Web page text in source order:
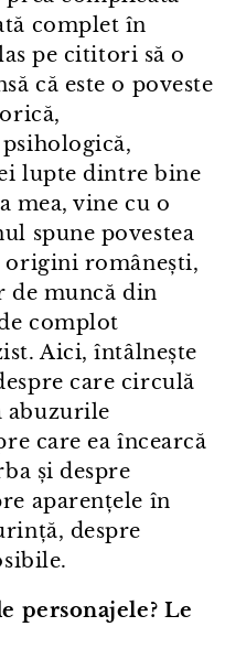
complet în
pe cititori să o
că este o poveste
lupte dintre bine
mea, vine cu o
spune povestea
origini românești,
de muncă din
complot
Aici, întâlnește
care circulă
abuzurile
care ea încearcă
și despre
aparențele în
despre
personajele? Le